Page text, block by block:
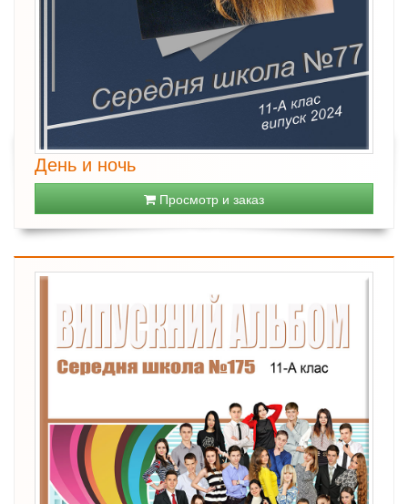
День и ночь
Просмотр и заказ